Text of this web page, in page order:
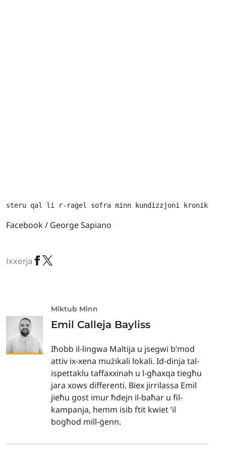
steru qal li r-raġel sofra minn kundizzjoni kronika
Facebook / George Sapiano
Ixxerja
Miktub Minn
Emil Calleja Bayliss
Iħobb il-lingwa Maltija u jsegwi b’mod
attiv ix-xena mużikali lokali. Id-dinja tal-
ispettaklu taffaxxinah u l-għaxqa tiegħu
jara xows differenti. Biex jirrilassa Emil
jieħu gost imur ħdejn il-baħar u fil-
kampanja, hemm isib ftit kwiet ’il
bogħod mill-ġenn.